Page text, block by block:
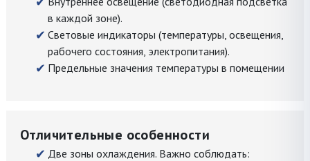
в каждой зоне).
Световые индикаторы (температуры, освещения,
рабочего состояния, электропитания).
Предельные значения температуры в помещении
Отличительные особенности
Две зоны охлаждения. Важно соблюдать: